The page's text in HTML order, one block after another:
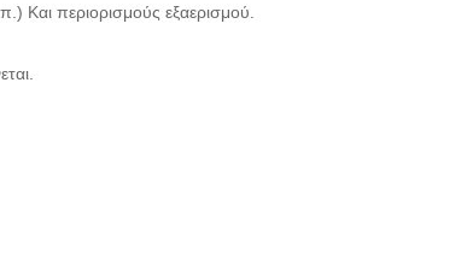
Και περιορισμούς εξαερισμού.